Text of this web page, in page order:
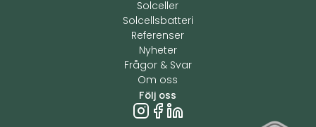
Solceller
Solcellsbatteri
Referenser
Nyheter
Frågor & Svar
Om oss
Följ oss